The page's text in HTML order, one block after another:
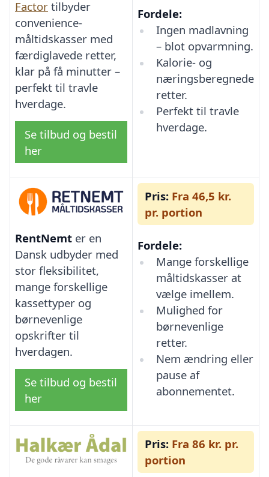
Factor tilbyder
convenience-
måltidskasser med
færdiglavede retter,
klar på få minutter –
perfekt til travle
hverdage.
Se tilbud og bestil
her
Fordele:
Ingen madlavning
– blot opvarmning.
Kalorie- og
næringsberegnede
retter.
Perfekt til travle
hverdage.
RentNemt er en
Dansk udbyder med
stor fleksibilitet,
mange forskellige
kassettyper og
børnevenlige
opskrifter til
hverdagen.
Se tilbud og bestil
her
Pris: Fra 46,5 kr.
pr. portion
Fordele:
Mange forskellige
måltidskasser at
vælge imellem.
Mulighed for
børnevenlige
retter.
Nem ændring eller
pause af
abonnementet.
Pris: Fra 86 kr. pr.
portion